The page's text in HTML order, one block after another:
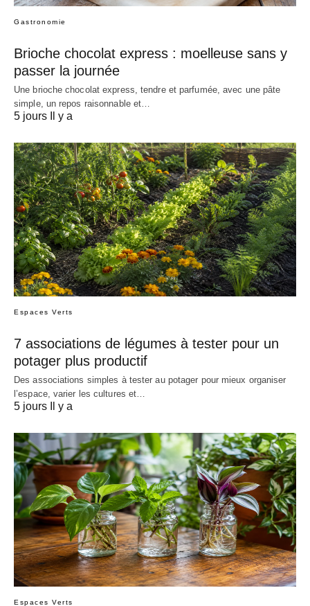
Gastronomie
Brioche chocolat express : moelleuse sans y
passer la journée
Une brioche chocolat express, tendre et parfumée, avec une pâte
simple, un repos raisonnable et…
5 jours Il y a
Espaces Verts
7 associations de légumes à tester pour un
potager plus productif
Des associations simples à tester au potager pour mieux organiser
l’espace, varier les cultures et…
5 jours Il y a
Espaces Verts